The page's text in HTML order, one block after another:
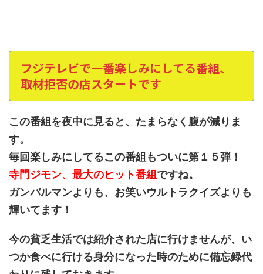
フジテレビで一番楽しみにしてる番組、
取材拒否の店スタートです
この番組を夜中に見ると、たまらなく腹が減りま
す。
毎回楽しみにしてるこの番組もついに第１５弾！
寺門ジモン、最大のヒット番組ですね。
ガンバルマンよりも、お笑いウルトラクイズよりも
輝いてます！
今の貧乏生活では紹介された店に行けませんが、い
つか食べに行ける身分になった時のために備忘録代